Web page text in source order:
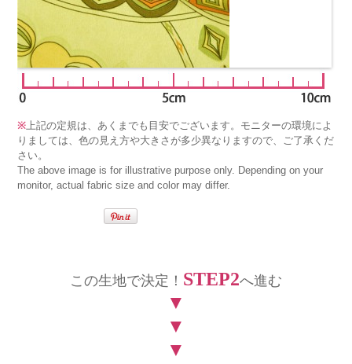
※上記の定規は、あくまでも目安でございます。モニターの環境によ
りましては、色の見え方や大きさが多少異なりますので、ご了承くだ
さい。
The above image is for illustrative purpose only. Depending on your
monitor, actual fabric size and color may differ.
この生地で決定！ STEP2へ進む
▼
▼
▼